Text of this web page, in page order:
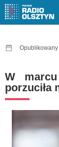
W
porzuciła